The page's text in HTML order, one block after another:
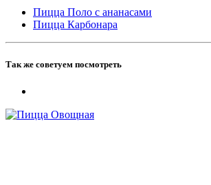
Пицца Поло с ананасами
Пицца Карбонара
Так же советуем посмотреть